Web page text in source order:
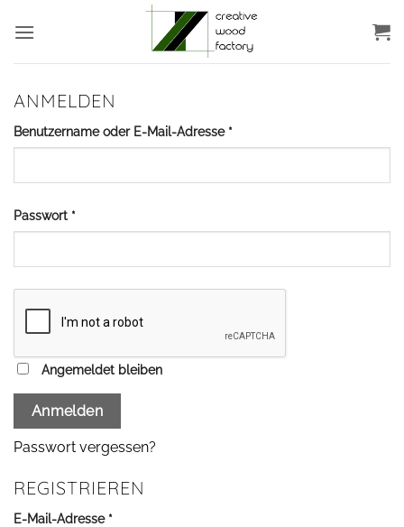
Inhalt
ANMELDEN
Benutzername oder E-Mail-Adresse *
Passwort *
Angemeldet bleiben
Anmelden
Passwort vergessen?
REGISTRIEREN
E-Mail-Adresse *